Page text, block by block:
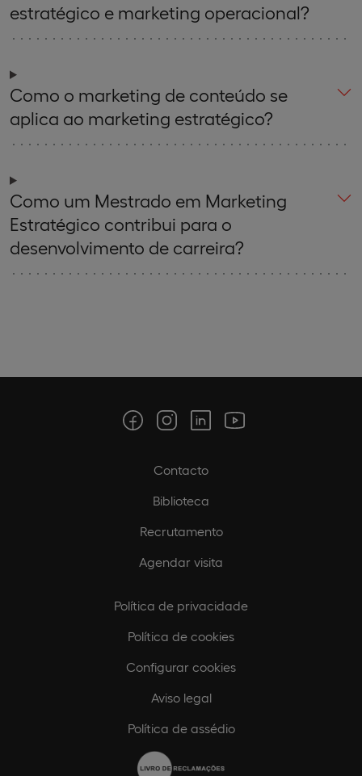
estratégico e marketing operacional?
Como o marketing de conteúdo se
aplica ao marketing estratégico?
Como um Mestrado em Marketing
Estratégico contribui para o
desenvolvimento de carreira?
Contacto
Biblioteca
Recrutamento
Agendar visita
Política de privacidade
Política de cookies
Configurar cookies
Aviso legal
Política de assédio